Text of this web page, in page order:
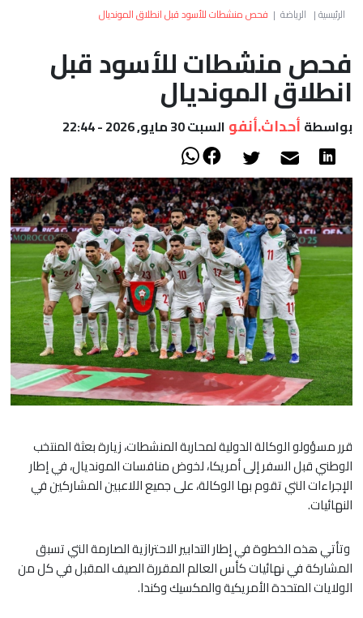
العالم
أعمدة
الصحراء
الرئيسية| الرياضة | فحص منشطات للأسود قبل انطلاق المونديال
فحص منشطات للأسود قبل
انطلاق المونديال
بواسطة أحداث.أنفو السبت 30 مايو, 2026 - 22:44
قرر مسؤولو الوكالة الدولية لمحاربة المنشطات، زيارة بعثة المنتخب
الوطني قبل السفر إلى أمريكا، لخوض منافسات المونديال، في إطار
الإجراءات التي تقوم بها الوكالة، على جميع اللاعبين المشاركين في
النهائيات.
وتأتي هذه الخطوة في إطار التدابير الاحترازية الصارمة التي تسبق
المشاركة في نهائيات كأس العالم المقررة الصيف المقبل في كل من
الولايات المتحدة الأمريكية والمكسيك وكندا.